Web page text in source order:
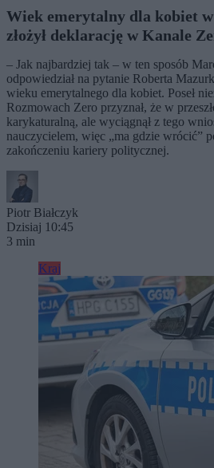
Wiek emerytalny dla kobiet
złożył deklarację w Kanale
– Jak najbardziej tak – w ten sposób
odpowiedział na pytanie Roberta
wieku emerytalnego dla kobiet. Poseł
Rozmowach Zero przyznał, że w
karykaturalną, ale wyciągnął z tego
nauczycielem, więc „ma gdzie wrócić”
zakończeniu kariery politycznej.
Piotr Białczyk
Dzisiaj 10:45
3 min
Kraj